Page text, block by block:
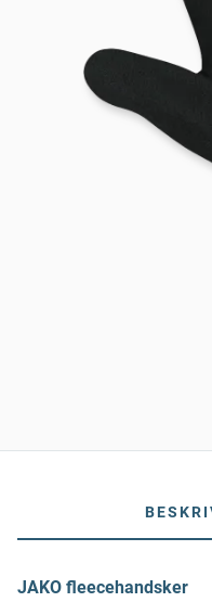
JAKO fleecehandsker